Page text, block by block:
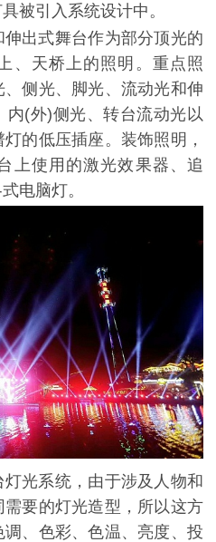
被引入系统设计中。
出式舞台作为部分顶光的
、天桥上的照明。重点照
侧光、脚光、流动光和伸
内(外)侧光、转台流动光以
的低压插座。装饰照明，
上使用的激光效果器、追
电脑灯。
光系统，由于涉及人物和
要的灯光造型，所以这方
、色彩、色温、亮度、投